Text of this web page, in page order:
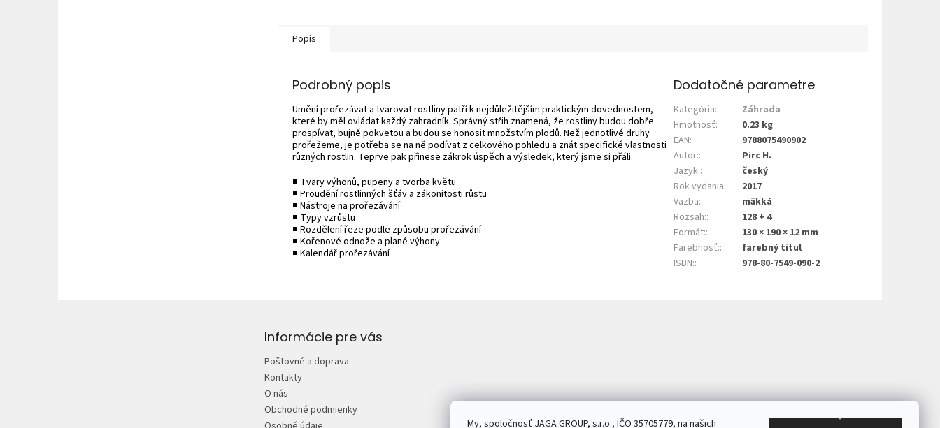
My, spoločnosť JAGA GROUP, s.r.o., IČO 35705779, na našich
Popis
Podrobný popis
Umění prořezávat a tvarovat rostliny patří k nejdůležitějším praktickým dovednostem,
které by měl ovládat každý zahradník. Správný střih znamená, že rostliny budou dobře
prospívat, bujně pokvetou a budou se honosit množstvím plodů. Než jednotlivé druhy
prořežeme, je potřeba se na ně podívat z celkového pohledu a znát specifické vlastnosti
různých rostlin. Teprve pak přinese zákrok úspěch a výsledek, který jsme si přáli.
■ Tvary výhonů, pupeny a tvorba květu
■ Proudění rostlinných šťáv a zákonitosti růstu
■ Nástroje na prořezávání
■ Typy vzrůstu
■ Rozdělení řeze podle způsobu prořezávání
■ Kořenové odnože a plané výhony
■ Kalendář prořezávání
Dodatočné parametre
Kategória:
Záhrada
Hmotnosť:
0.23 kg
EAN:
9788075490902
Autor::
Pirc H.
Jazyk::
český
Rok vydania::
2017
Väzba::
mäkká
Rozsah::
128 + 4
Formát::
130 × 190 × 12 mm
Farebnosť::
farebný titul
ISBN:: 978-80-7549-090-2
Informácie pre vás
Poštovné a doprava
Kontakty
O nás
Obchodné podmienky